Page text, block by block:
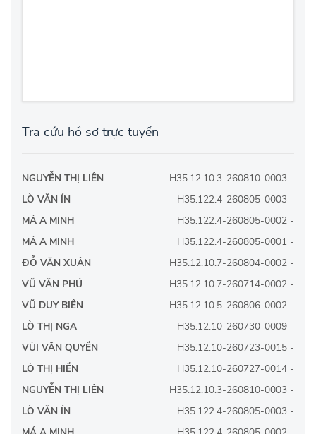
Tra cứu hồ sơ trực tuyến
H35.12.10.3-260810-0003 -
NGUYỄN THỊ LIÊN
H35.122.4-260805-0003 -
LÒ VĂN ÍN
H35.122.4-260805-0002 -
MÁ A MINH
H35.122.4-260805-0001 -
MÁ A MINH
H35.12.10.7-260804-0002 -
ĐỖ VĂN XUÂN
H35.12.10.7-260714-0002 -
VŨ VĂN PHÚ
H35.12.10.5-260806-0002 -
VŨ DUY BIÊN
H35.12.10-260730-0009 -
LÒ THỊ NGA
H35.12.10-260723-0015 -
VÙI VĂN QUYỀN
H35.12.10-260727-0014 -
LÒ THỊ HIỀN
H35.12.10.3-260810-0003 -
NGUYỄN THỊ LIÊN
H35.122.4-260805-0003 -
LÒ VĂN ÍN